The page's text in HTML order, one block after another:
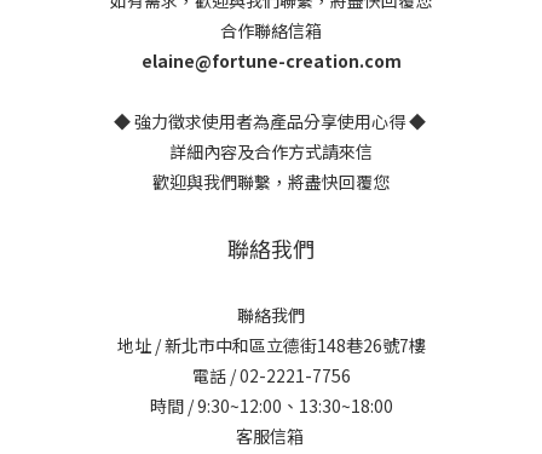
合作聯絡信箱
elaine@fortune-creation.com
◆ 強力徵求使用者為產品分享使用心得 ◆
詳細內容及合作方式請來信
歡迎與我們聯繫，將盡快回覆您
聯絡我們
聯絡我們
地址 / 新北市中和區立德街148巷26號7樓
電話 / 02-2221-7756
時間 / 9:30~12:00、13:30~18:00
客服信箱